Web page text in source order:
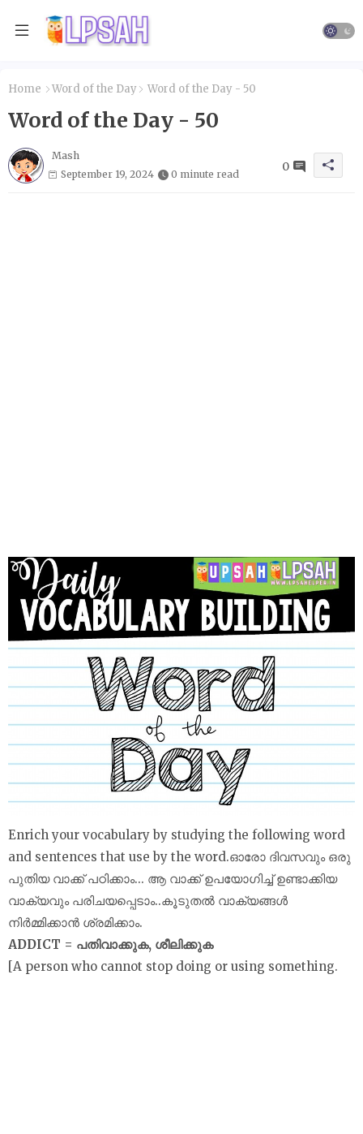
Home Word of the Day Word of the Day - 50
Word of the Day - 50
Mash
September 19, 2024
0 minute read
0
Enrich your vocabulary by studying the following word
and sentences that use by the word.ഓരോ ദിവസവും ഒരു
പുതിയ വാക്ക് പഠിക്കാം... ആ വാക്ക് ഉപയോഗിച്ച് ഉണ്ടാക്കിയ
വാക്യവും പരിചയപ്പെടാം..കൂടുതൽ വാക്യങ്ങൾ
നിർമ്മിക്കാൻ ശ്രമിക്കാം.
ADDICT = പതിവാക്കുക, ശീലിക്കുക
[A person who cannot stop doing or using something.